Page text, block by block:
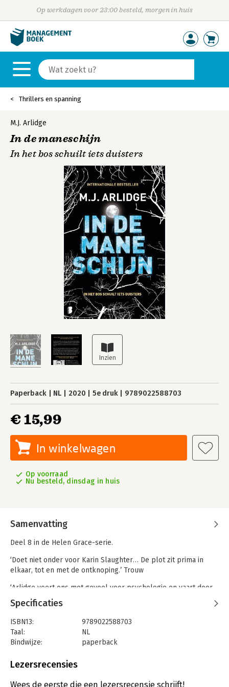
Op werkdagen voor 23:00 besteld, morgen in huis
Thrillers en spanning
M.J. Arlidge
In de maneschijn
In het bos schuilt iets duisters
Paperback NL 2020 5e druk 9789022588703
€ 15,99
In winkelwagen
Op voorraad
Nu besteld, dinsdag in huis
Samenvatting
Deel 8 in de Helen Grace-serie.
‘Doet niet onder voor Karin Slaughter… De plot zit prima in
elkaar, tot en met de ontknoping.’ Trouw
‘Arlidge voert ons met gevoel voor psychologie en vaart door
dit stevig geplotte verhaal dat een knetterende verrassing in
petto heeft.’ Vrij Nederland
Er waart iets dodelijks rond in het bos. Eerst moesten de wilde
paarden eraan geloven. Nu zijn het onschuldige mannen en
vrouwen die worden vermoord door een gedaante zonder
te verstoppen. Wanhopig roepen ze om hulp. Maar er is
Specificaties
ISBN13:
9789022588703
Taal:
NL
Bindwijze:
paperback
Uitgever:
Verschijningsdatum:
14-1-2020
Lezersrecensies
Wees de eerste die een lezersrecensie schrijft!